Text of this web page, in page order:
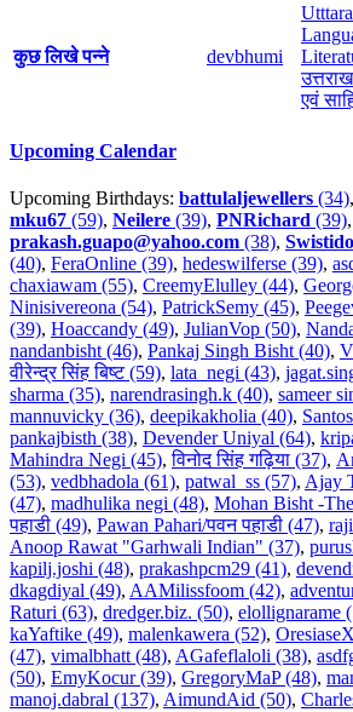
कुछ लिखे पन्ने devbhumi
एवं
Upcoming Calendar
Upcoming Birthdays: battulaljewellers (34),
mku67 (59), Neilere (39), PNRichard (39),
prakash.guapo@yahoo.com (38),
(40), FeraOnline (39), hedeswilferse (39),
chaxiawam (55), CreemyElulley (44),
Ninisivereona (54), PatrickSemy (45),
(39), Hoaccandy (49), JulianVop (50),
nandanbisht (46), Pankaj Singh Bisht (40),
वीरेन्द्र सिंह बिष्ट (59), lata_negi (43),
sharma (35), narendrasingh.k (40), sameer
mannuvicky (36), deepikakholia (40),
pankajbisth (38), Devender Uniyal (64),
Mahindra Negi (45),विनोद सिंह गढ़िया (37),
(53), vedbhadola (61), patwal_ss (57), Ajay
(47), madhulika negi (48), Mohan Bisht -
पहाडी (49), Pawan Pahari/पवन पहाडी (47),
Anoop Rawat "Garhwali Indian" (37),
kapilj.joshi (48), prakashpcm29 (41),
dkagdiyal (49), AAMilissfoom (42),
Raturi (63), dredger.biz. (50), elollignarame
kaYaftike (49), malenkawera (52),
(47), vimalbhatt (48), AGafeflaloli (38),
(50), EmyKocur (39), GregoryMaP (48),
manoj.dabral (137), AimundAid (50),